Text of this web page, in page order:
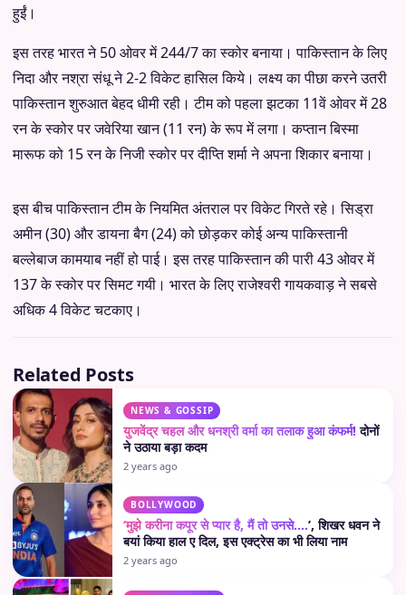
हुईं।
इस तरह भारत ने 50 ओवर में 244/7 का स्कोर बनाया। पाकिस्तान के लिए
निदा और नश्रा संधू ने 2-2 विकेट हासिल किये। लक्ष्य का पीछा करने उतरी
पाकिस्तान शुरुआत बेहद धीमी रही। टीम को पहला झटका 11वें ओवर में 28
रन के स्कोर पर जवेरिया खान (11 रन) के रूप में लगा। कप्तान बिस्मा
मारूफ को 15 रन के निजी स्कोर पर दीप्ति शर्मा ने अपना शिकार बनाया।
इस बीच पाकिस्तान टीम के नियमित अंतराल पर विकेट गिरते रहे। सिड्रा
अमीन (30) और डायना बैग (24) को छोड़कर कोई अन्य पाकिस्तानी
बल्लेबाज कामयाब नहीं हो पाई। इस तरह पाकिस्तान की पारी 43 ओवर में
137 के स्कोर पर सिमट गयी। भारत के लिए राजेश्वरी गायकवाड़ ने सबसे
अधिक 4 विकेट चटकाए।
Related Posts
NEWS & GOSSIP
युजवेंद्र चहल और धनश्री वर्मा का तलाक हुआ कंफर्म!दोनों
ने उठाया बड़ा कदम
2 years ago
BOLLYWOOD
‘मुझे करीना कपूर से प्यार है, मैं तो उनसे….’, शिखर धवन ने
बयां किया हाल ए दिल, इस एक्ट्रेस का भी लिया नाम
2 years ago